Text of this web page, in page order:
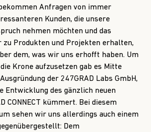
Anfragen von immer
Kunden, die unsere
nehmen möchten und das
zu Produkten und Projekten erhalten,
dem, was wir uns erhofft haben. Um
Krone aufzusetzen gab es Mitte
der 247GRAD Labs GmbH,
Entwicklung des gänzlich neuen
CONNECT kümmert. Bei diesem
sehen wir uns allerdings auch einem
Dem